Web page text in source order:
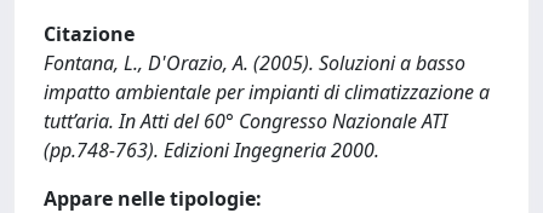
Citazione
Fontana, L., D'Orazio, A. (2005). Soluzioni a basso
impatto ambientale per impianti di climatizzazione a
tutt’aria. In Atti del 60° Congresso Nazionale ATI
(pp.748-763). Edizioni Ingegneria 2000.
Appare nelle tipologie: